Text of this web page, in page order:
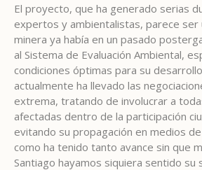
El proyecto, que ha generado serias
expertos y ambientalistas, parece ser
minera ya había en un pasado
al Sistema de Evaluación Ambiental,
condiciones óptimas para su
actualmente ha llevado las
extrema, tratando de involucrar a
afectadas dentro de la participación
evitando su propagación en medios
como ha tenido tanto avance sin que
Santiago hayamos siquiera sentido su